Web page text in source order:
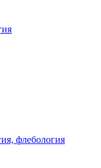
флебология